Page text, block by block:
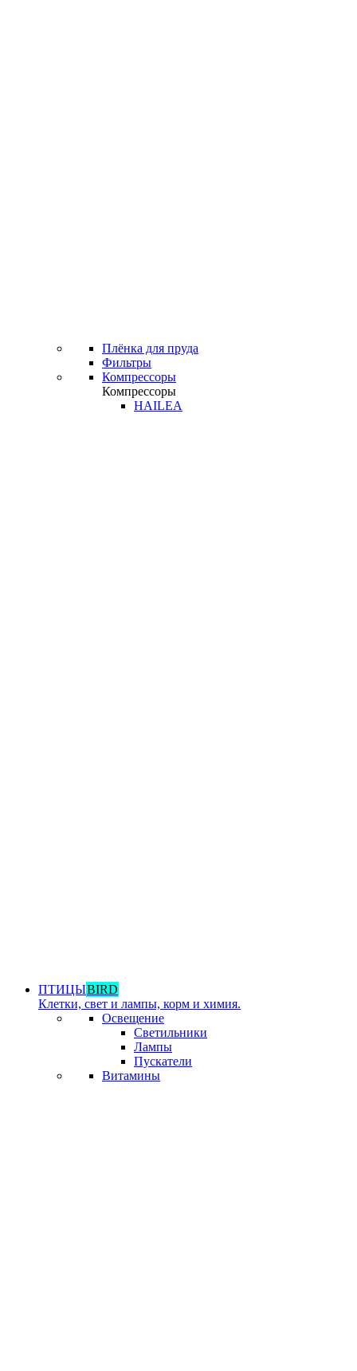
Плёнка для пруда
Фильтры
Компрессоры
Компрессоры
HAILEA
ПТИЦЫBIRD
Клетки, свет и лампы, корм и химия.
Освещение
Светильники
Лампы
Пускатели
Витамины